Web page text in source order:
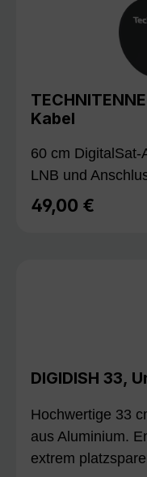
Kabel
60 cm DigitalSat-
LNB und
Regulärer Preis:
49,00 €
DIGIDISH 33,
Hochwertige 33
aus Aluminium.
extrem